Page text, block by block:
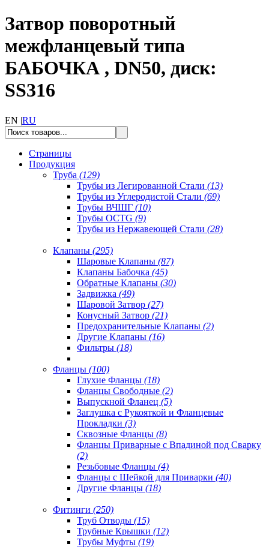
Затвор поворотный
межфланцевый типа
БАБОЧКА , DN50, диск:
SS316
EN |RU
Страницы
Продукция
Труба (129)
Трубы из Легированной Стали (13)
Трубы из Углеродистой Стали (69)
Трубы ВЧШГ (10)
Трубы OCTG (9)
Трубы из Нержавеющей Стали (28)
Клапаны (295)
Шаровые Клапаны (87)
Клапаны Бабочка (45)
Обратные Клапаны (30)
Задвижка (49)
Шаровой Затвор (27)
Конусный Затвор (21)
Предохранительные Клапаны (2)
Другие Клапаны (16)
Фильтры (18)
Фланцы (100)
Глухие Фланцы (18)
Фланцы Свободные (2)
Выпускной Фланец (5)
Заглушка с Рукояткой и Фланцевые
Прокладки (3)
Сквозные Фланцы (8)
Фланцы Приварные с Впадиной под Сварку
(2)
Резьбовые Фланцы (4)
Фланцы с Шейкой для Приварки (40)
Другие Фланцы (18)
Фитинги (250)
Труб Отводы (15)
Трубные Крышки (12)
Трубы Муфты (19)